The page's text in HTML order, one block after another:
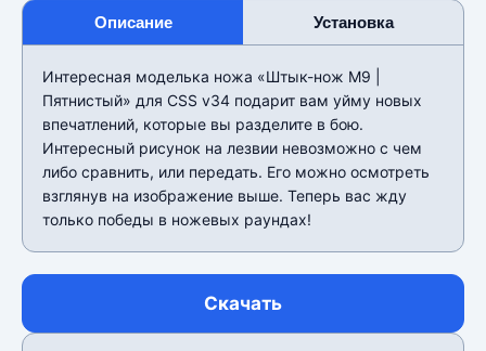
Описание Установка
Интересная моделька ножа «Штык-нож M9 |
Пятнистый» для CSS v34 подарит вам уйму новых
впечатлений, которые вы разделите в бою.
Интересный рисунок на лезвии невозможно с чем
либо сравнить, или передать. Его можно осмотреть
взглянув на изображение выше. Теперь вас жду
только победы в ножевых раундах!
Скачать